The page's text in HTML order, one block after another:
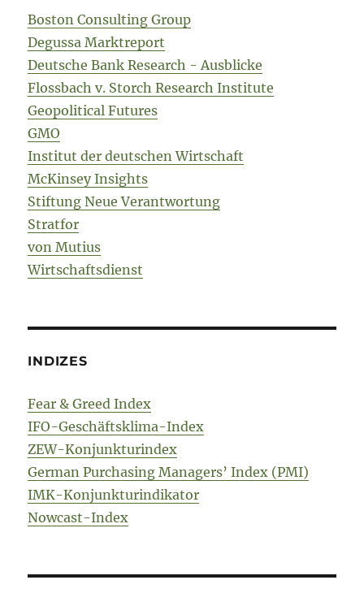
Boston Consulting Group
Degussa Marktreport
Deutsche Bank Research - Ausblicke
Flossbach v. Storch Research Institute
Geopolitical Futures
GMO
Institut der deutschen Wirtschaft
McKinsey Insights
Stiftung Neue Verantwortung
Stratfor
von Mutius
Wirtschaftsdienst
INDIZES
Fear & Greed Index
IFO-Geschäftsklima-Index
ZEW-Konjunkturindex
German Purchasing Managers’ Index (PMI)
IMK-Konjunkturindikator
Nowcast-Index